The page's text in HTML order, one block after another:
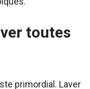
toutes
primordial. Laver